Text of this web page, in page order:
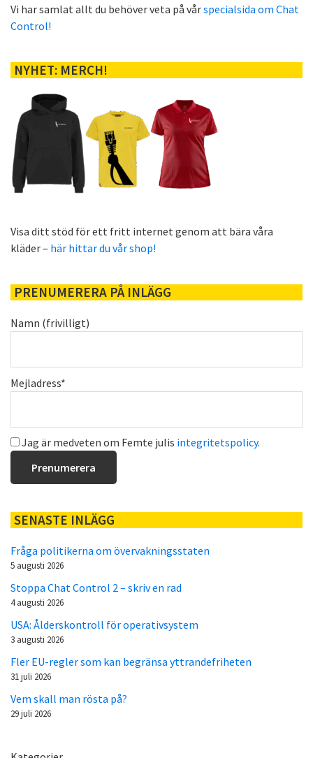
Vi har samlat allt du behöver veta på vårspecialsida om Chat
Control!
NYHET: MERCH!
Visa ditt stöd för ett fritt internet genom att bära våra
kläder – här hittar du vår shop!
PRENUMERERA PÅ INLÄGG
Namn (frivilligt)
Mejladress*
Jag är medveten om Femte julis integritetspolicy.
SENASTE INLÄGG
Fråga politikerna om övervakningsstaten
5 augusti 2026
Stoppa Chat Control 2 – skriv en rad
4 augusti 2026
USA: Ålderskontroll för operativsystem
3 augusti 2026
Fler EU-regler som kan begränsa yttrandefriheten
31 juli 2026
Vem skall man rösta på?
29 juli 2026